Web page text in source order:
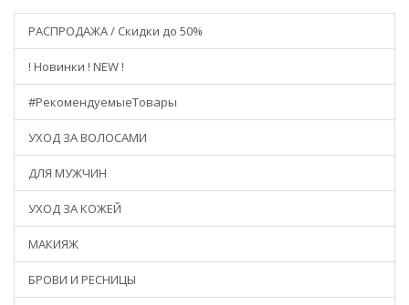
РАСПРОДАЖА / Скидки до 50%
! Новинки ! NEW !
#РекомендуемыеТовары
УХОД ЗА ВОЛОСАМИ
ДЛЯ МУЖЧИН
УХОД ЗА КОЖЕЙ
МАКИЯЖ
БРОВИ И РЕСНИЦЫ